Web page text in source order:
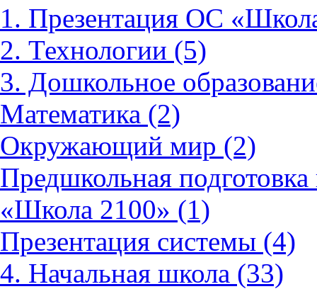
1. Презентация ОС
2. Технологии (5)
3. Дошкольное
Математика (2)
Окружающий мир (2)
Предшкольная
«Школа 2100» (1)
Презентация системы (4)
4. Начальная школа (33)